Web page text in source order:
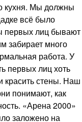
кухня. Мы должны
всё было
первых лиц бывают
забирает много
работа. У
первых лиц хоть
красить стены. Наш
понимают, как
«Арена 2000»
заложено на